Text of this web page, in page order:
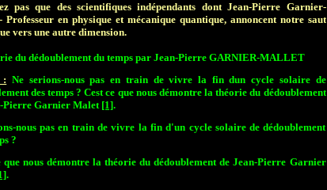
pas que des scientifiques indépendants dont Jean-Pierre Garnier-
Professeur en physique et mécanique quantique, annoncent notre saut
vers une autre dimension.
du dédoublement du temps par Jean-Pierre GARNIER-MALLET
: Ne serions-nous pas en train de vivre la fin dun cycle solaire de
des temps ? Cest ce que nous démontre la théorie du dédoublement
Pierre Garnier Malet[1].
nous pas en train de vivre la fin d'un cycle solaire de dédoublement
?
que nous démontre la théorie du dédoublement de Jean-Pierre Garnier
.